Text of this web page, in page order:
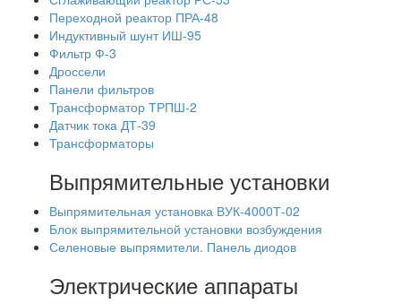
Переходной реактор ПРА-48
Индуктивный шунт ИШ-95
Фильтр Ф-3
Дроссели
Панели фильтров
Трансформатор ТРПШ-2
Датчик тока ДТ-39
Трансформаторы
Выпрямительные установки
Выпрямительная установка ВУК-4000Т-02
Блок выпрямительной установки возбуждения
Селеновые выпрямители. Панель диодов
Электрические аппараты